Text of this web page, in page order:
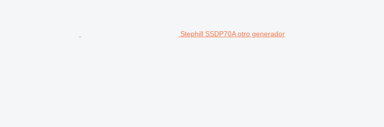
Stephill SSDP70A otro generador